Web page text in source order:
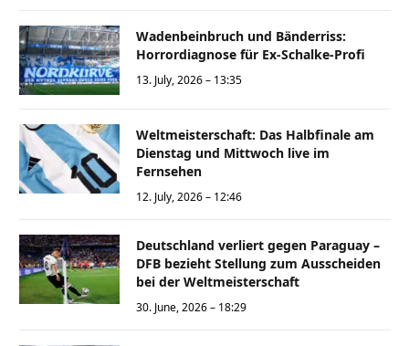
Wadenbeinbruch und Bänderriss:
Horrordiagnose für Ex-Schalke-Profi
13. July, 2026 – 13:35
Weltmeisterschaft: Das Halbfinale am
Dienstag und Mittwoch live im
Fernsehen
12. July, 2026 – 12:46
Deutschland verliert gegen Paraguay –
DFB bezieht Stellung zum Ausscheiden
bei der Weltmeisterschaft
30. June, 2026 – 18:29